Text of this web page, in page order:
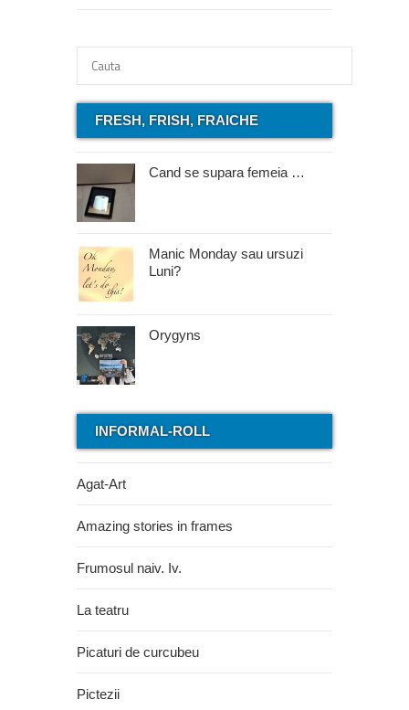
FRESH, FRISH, FRAICHE
Cand se supara femeia …
Manic Monday sau ursuzi
Luni?
Orygyns
INFORMAL-ROLL
Agat-Art
Amazing stories in frames
Frumosul naiv. Iv.
La teatru
Picaturi de curcubeu
Pictezii